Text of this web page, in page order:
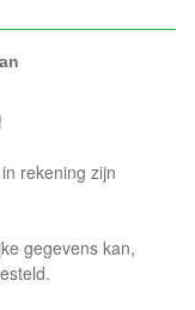
rekening zijn
gegevens kan,